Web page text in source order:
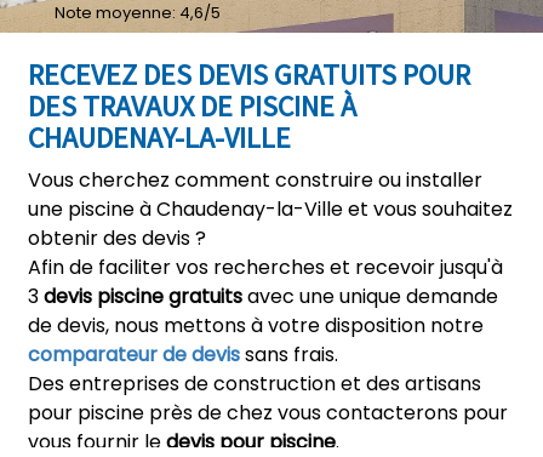
RECEVEZ DES DEVIS GRATUITS POUR
DES TRAVAUX DE PISCINE À
CHAUDENAY-LA-VILLE
Vous cherchez comment construire ou installer
une piscine à Chaudenay-la-Ville et vous souhaitez
obtenir des devis ?
Afin de faciliter vos recherches et recevoir jusqu'à
3devis piscine gratuitsavec une unique demande
de devis, nous mettons à votre disposition notre
comparateur de devissans frais.
Des entreprises de construction et des artisans
pour piscine près de chez vous contacterons pour
vous fournir ledevis pour piscine.
Note moyenne: 4,6/5